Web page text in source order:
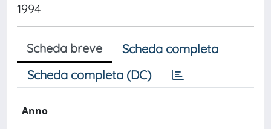
1994
Scheda breve
Scheda completa
Scheda completa (DC)
Anno